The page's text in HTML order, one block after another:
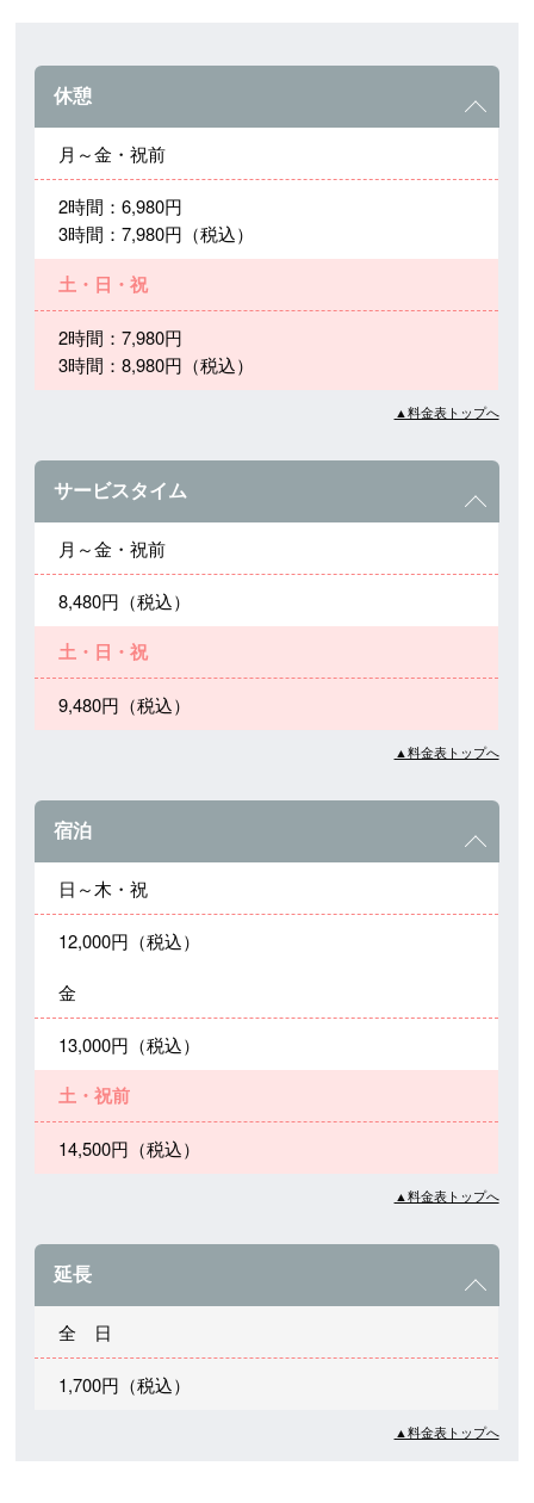
休憩
月～金・祝前
2時間：6,980円
3時間：7,980円（税込）
土・日・祝
2時間：7,980円
3時間：8,980円（税込）
▲料金表トップへ
サービスタイム
月～金・祝前
8,480円（税込）
土・日・祝
9,480円（税込）
▲料金表トップへ
宿泊
日～木・祝
12,000円（税込）
金
13,000円（税込）
土・祝前
14,500円（税込）
▲料金表トップへ
延長
全 日
1,700円（税込）
▲料金表トップへ